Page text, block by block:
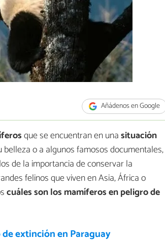
Añádenos en Google
que se encuentran en unasituación
o a algunos famosos documentales,
de la importancia de conservar la
felinos que viven en Asia, África o
cuáles son los mamíferos en peligro de
extinción en Paraguay